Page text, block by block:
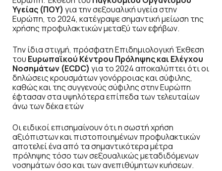
Υγείας (ΠΟΥ) για την σεξουαλική υγεία στην
Ευρώπη, το 2024, κατέγραψε σημαντική μείωση της
χρήσης προφυλακτικών μεταξύ των εφήβων.
Την ίδια στιγμή, πρόσφατη Επιδημιολογική Έκθεση
του Ευρωπαϊκού Κέντρου Πρόληψης και Ελέγχου
Νοσημάτων (ECDC) για το 2024 αποκαλύπτει ότι οι
δηλώσεις κρουσμάτων γονόρροιας και σύφιλης,
καθώς και της συγγενούς σύφιλης στην Ευρώπη
έφτασαν στα υψηλότερα επίπεδα των τελευταίων
άνω των δέκα ετών
Οι ειδικοί επισημαίνουν ότι η σωστή χρήση
αξιόπιστων και πιστοποιημένων προφυλακτικών
αποτελεί ένα από τα σημαντικότερα μέτρα
πρόληψης τόσο των σεξουαλικώς μεταδιδόμενων
νοσημάτων όσο και των ανεπιθύμητων κυήσεων.